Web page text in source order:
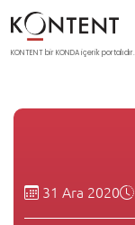
KONTENT bir KONDA içerik portalıdır.
31 Ara 2020